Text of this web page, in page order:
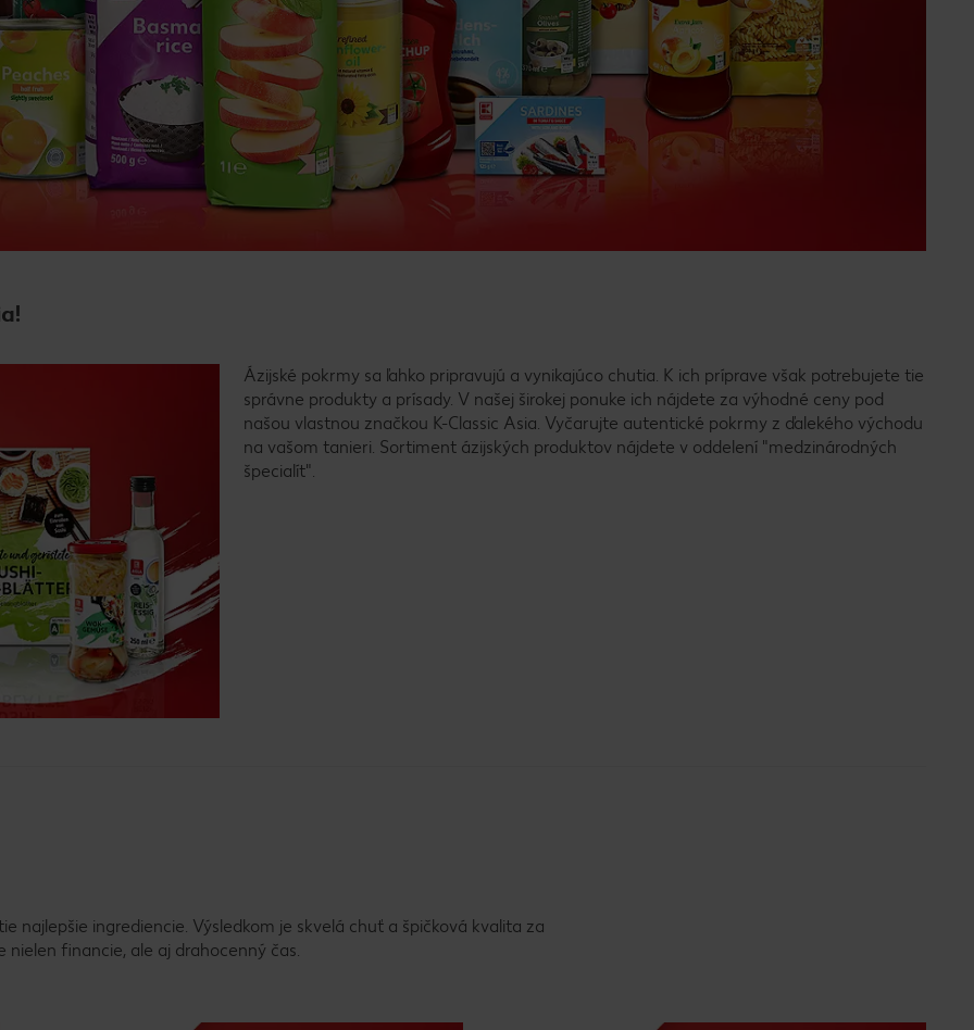
Ázijské pokrmy sa ľahko pripravujú a vynikajúco chutia. K ich príprave však potrebujete tie
správne produkty a prísady. V našej širokej ponuke ich nájdete za výhodné ceny pod
našou vlastnou značkou K-Classic Asia. Vyčarujte autentické pokrmy z ďalekého východu
na vašom tanieri. Sortiment ázijských produktov nájdete v oddelení "medzinárodných
špecialít".
najlepšie ingrediencie. Výsledkom je skvelá chuť a špičková kvalita za
financie, ale aj drahocenný čas.